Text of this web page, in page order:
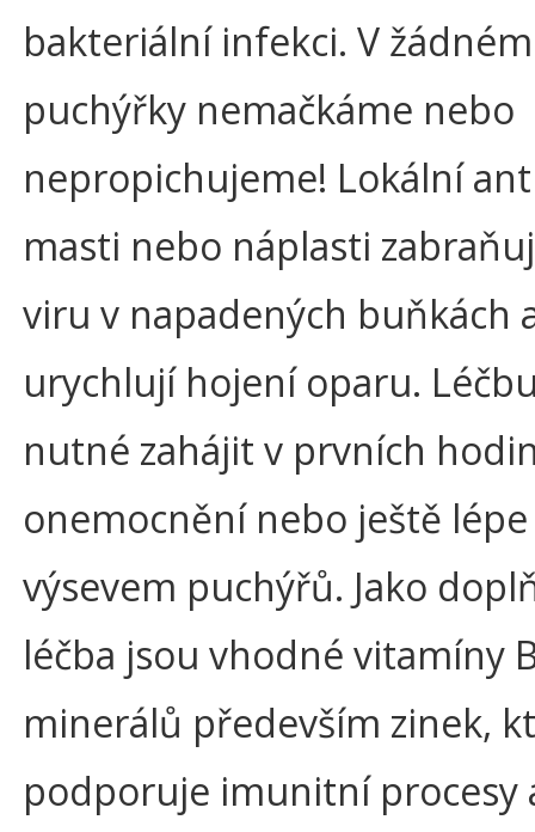
bakteriální infekci. V
puchýřky nemačkáme nebo
nepropichujeme! Lokální
masti nebo náplasti
viru v napadených buňkách
urychlují hojení oparu.
nutné zahájit v prvních
onemocnění nebo ještě
výsevem puchýřů. Jako
léčba jsou vhodné vitamíny
minerálů především zinek,
podporuje imunitní procesy